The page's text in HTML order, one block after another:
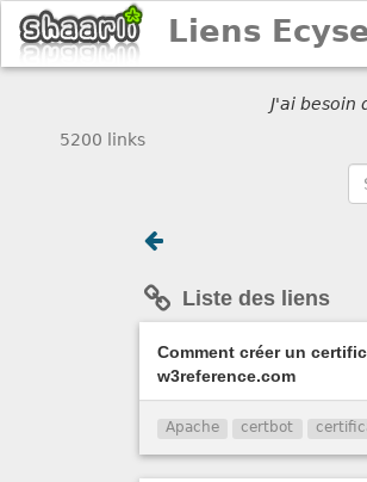
Liens
J'ai besoin
5200 links
Liste des liens
Comment créer un
w3reference.com
Apache certbot